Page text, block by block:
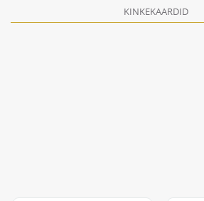
KINKEKAARDID